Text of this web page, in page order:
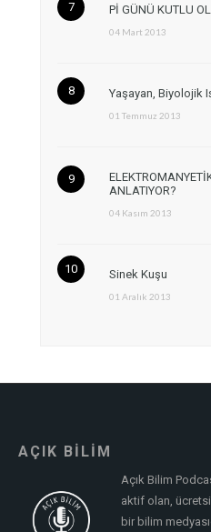
Pİ GÜNÜ KUTLU
04 Mart 2013
Yaşayan, Biyolojik
01 Temmuz 2013
ANLATIYOR?
04 Kasım 2013
Sinek Kuşu
01 Aralık 2013
AÇIK BİLİM
Açık Bilim
aktif olan,
bir bilim